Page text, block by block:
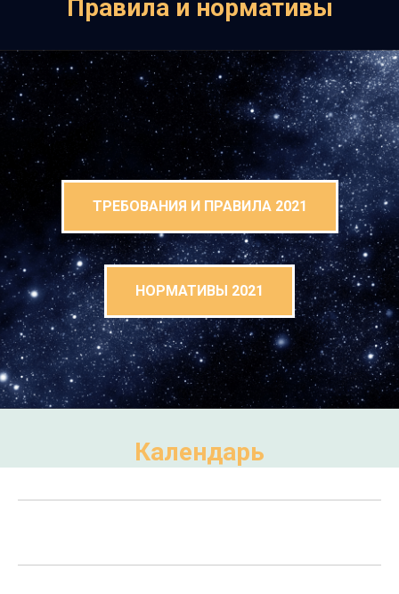
Правила и нормативы
ТРЕБОВАНИЯ И ПРАВИЛА 2021
НОРМАТИВЫ 2021
Календарь